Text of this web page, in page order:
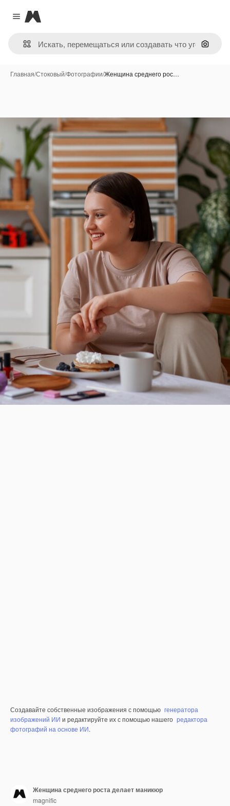
Close menu
Magnific
Поиск
Главная/Стоковый/Фотографии/Женщина среднего рос…
Создавайте собственные изображения с помощью генератора
изображений ИИ и редактируйте их с помощью нашего редактора
фотографий на основе ИИ.
Женщина среднего роста делает маникюр
magnific